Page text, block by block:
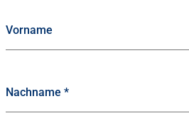
Vorname
Nachname *